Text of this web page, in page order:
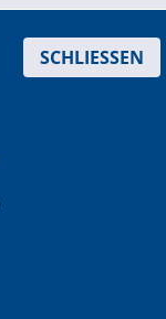
SCHLIESSEN